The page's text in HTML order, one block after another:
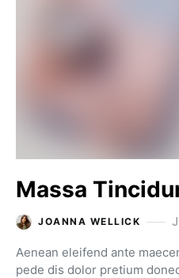
Massa
JOANNA WELLICK
Aenean eleifend ante
pede dis dolor pretium